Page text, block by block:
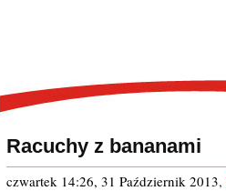
Racuchy z bananami
czwartek 14:26, 31 Październik 2013,